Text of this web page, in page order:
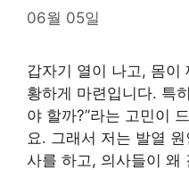
06월 05일
갑자기 열이 나고, 몸이
황하게 마련입니다. 특
야 할까?”라는 고민이
요. 그래서 저는 발열
사를 하고, 의사들이 왜